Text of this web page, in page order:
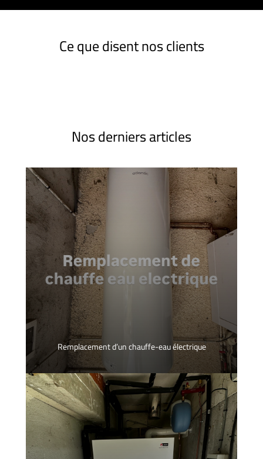
Ce que disent nos clients
Nos derniers articles
Remplacement d’un chauffe-eau électrique